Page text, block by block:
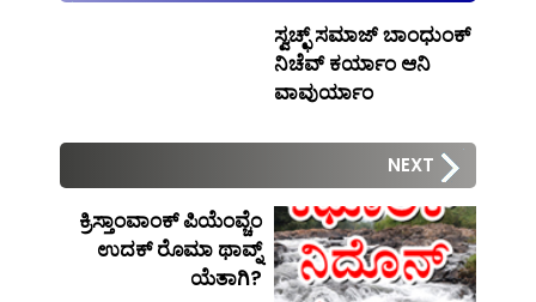
ಸ್ವಚ್ಛ್ ಸಮಾಜ್ ಬಾಂಧುಂಕ್
ನಿಚೆವ್ ಕರ್ಯಾಂ ಆನಿ
ವಾವುರ್ಯಾಂ
NEXT
ಕ್ರಿಸ್ತಾಂವಾಂಕ್ ಪಿಯೆಂವ್ಚೆಂ
ಉದಕ್ ರೊಮಾ ಥಾವ್ನ್
ಯೆತಾಗಿ?